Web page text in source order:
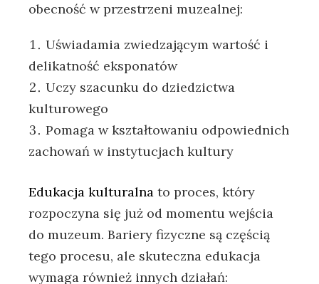
obecność w przestrzeni muzealnej:
Uświadamia zwiedzającym wartość i
delikatność eksponatów
Uczy szacunku do dziedzictwa
kulturowego
Pomaga w kształtowaniu odpowiednich
zachowań w instytucjach kultury
Edukacja kulturalna to proces, który
rozpoczyna się już od momentu wejścia
do muzeum. Bariery fizyczne są częścią
tego procesu, ale skuteczna edukacja
wymaga również innych działań: